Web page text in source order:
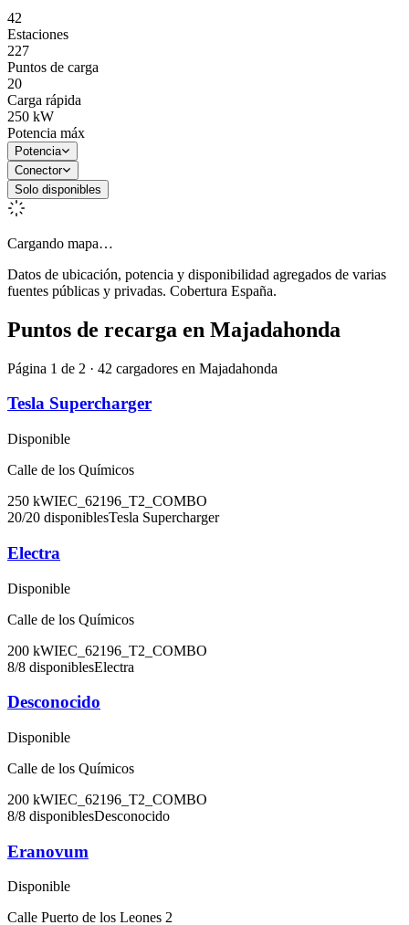
42
Estaciones
227
Puntos de carga
20
Carga rápida
250 kW
Potencia máx
Potencia
Conector
Solo disponibles
Cargando mapa…
Datos de ubicación, potencia y disponibilidad agregados de varias
fuentes públicas y privadas. Cobertura España.
Puntos de recarga en Majadahonda
Página 1 de 2 · 42 cargadores en Majadahonda
Tesla Supercharger
Disponible
Calle de los Químicos
250 kWIEC_62196_T2_COMBO
20/20 disponiblesTesla Supercharger
Electra
Disponible
Calle de los Químicos
200 kWIEC_62196_T2_COMBO
8/8 disponiblesElectra
Desconocido
Disponible
Calle de los Químicos
200 kWIEC_62196_T2_COMBO
8/8 disponiblesDesconocido
Eranovum
Disponible
Calle Puerto de los Leones 2